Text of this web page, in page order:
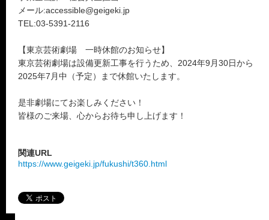
メール:accessible@geigeki.jp
TEL:03-5391-2116
【東京芸術劇場 一時休館のお知らせ】
東京芸術劇場は設備更新工事を行うため、2024年9月30日から
2025年7月中（予定）まで休館いたします。
是非劇場にてお楽しみください！
皆様のご来場、心からお待ち申し上げます！
関連URL
https://www.geigeki.jp/fukushi/t360.html